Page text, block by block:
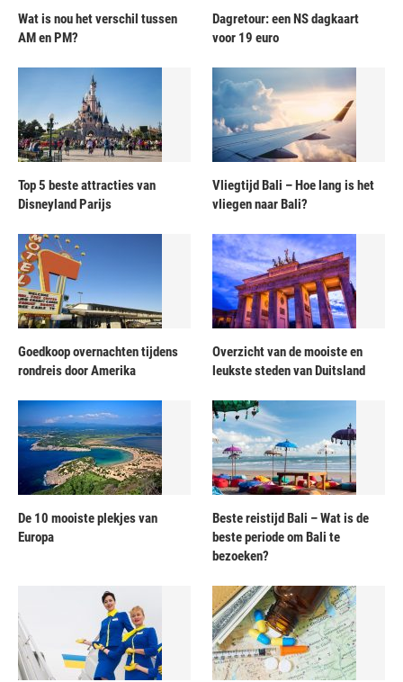
Wat is nou het verschil tussen
AM en PM?
Dagretour: een NS dagkaart
voor 19 euro
Top 5 beste attracties van
Disneyland Parijs
Vliegtijd Bali – Hoe lang is het
vliegen naar Bali?
Goedkoop overnachten tijdens
rondreis door Amerika
Overzicht van de mooiste en
leukste steden van Duitsland
De 10 mooiste plekjes van
Europa
Beste reistijd Bali – Wat is de
beste periode om Bali te
bezoeken?